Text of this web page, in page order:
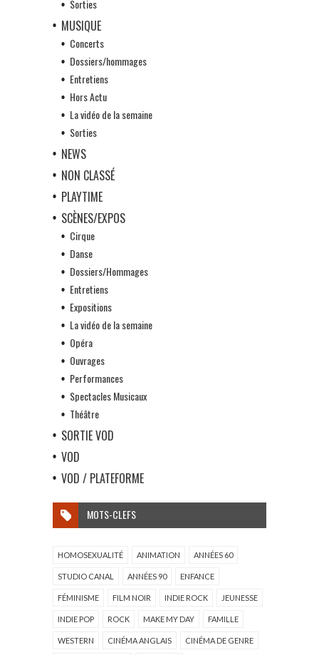
Sorties
MUSIQUE
Concerts
Dossiers/hommages
Entretiens
Hors Actu
La vidéo de la semaine
Sorties
NEWS
NON CLASSÉ
PLAYTIME
SCÈNES/EXPOS
Cirque
Danse
Dossiers/Hommages
Entretiens
Expositions
La vidéo de la semaine
Opéra
Ouvrages
Performances
Spectacles Musicaux
Théâtre
SORTIE VOD
VOD
VOD / PLATEFORME
MOTS-CLEFS
HOMOSEXUALITÉ ANIMATION ANNÉES 60
STUDIO CANAL ANNÉES 90 ENFANCE
FÉMINISME FILM NOIR INDIE ROCK JEUNESSE
INDIE POP ROCK MAKE MY DAY FAMILLE
WESTERN CINÉMA ANGLAIS CINÉMA DE GENRE